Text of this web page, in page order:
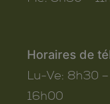
Horaires de
Lu-Ve: 8h30 –
16h00